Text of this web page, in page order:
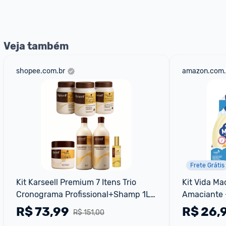
Veja também
shopee.com.br
Kit Karseell Premium 7 Itens Trio
Cronograma Profissional+Shamp 1L
Cond 1L Másc 500g e Oleo 50ml
R$ 151,00
R$73,99
Frete Grátis
Kit Vida
Amaciante
x 1L
R$